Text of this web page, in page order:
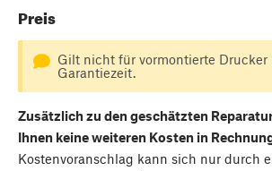
Preis
Gilt nicht für vormontierte Drucker
Garantiezeit.
Zusätzlich zu den geschätzten
Ihnen keine weiteren Kosten in
Kostenvoranschlag kann sich nur durch